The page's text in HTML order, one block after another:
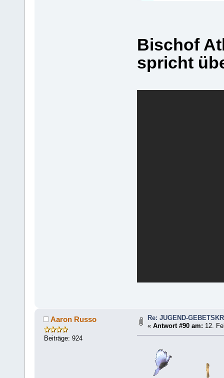
Bischof
spricht
Aaron Russo
Beiträge: 924
Re: JUGEND-
«Antwort #90 am: 12.